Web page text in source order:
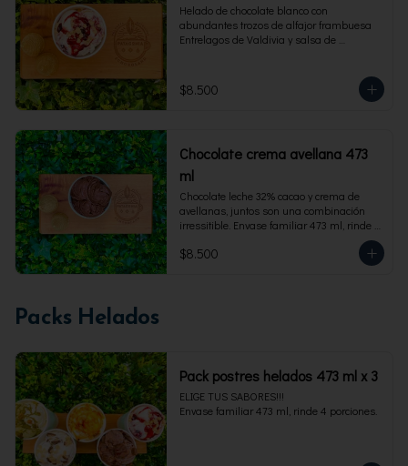
Helado de chocolate blanco con
abundantes trozos de alfajor frambuesa
Entrelagos de Valdivia y salsa de
$8.500
Chocolate crema avellana 473
ml
Chocolate leche 32% cacao y crema de
avellanas, juntos son una combinación
irressitible. Envase familiar 473 ml, rinde 4
$8.500
Packs Helados
Pack postres helados 473 ml x 3
ELIGE TUS SABORES!!!
Envase familiar 473 ml, rinde 4 porciones.